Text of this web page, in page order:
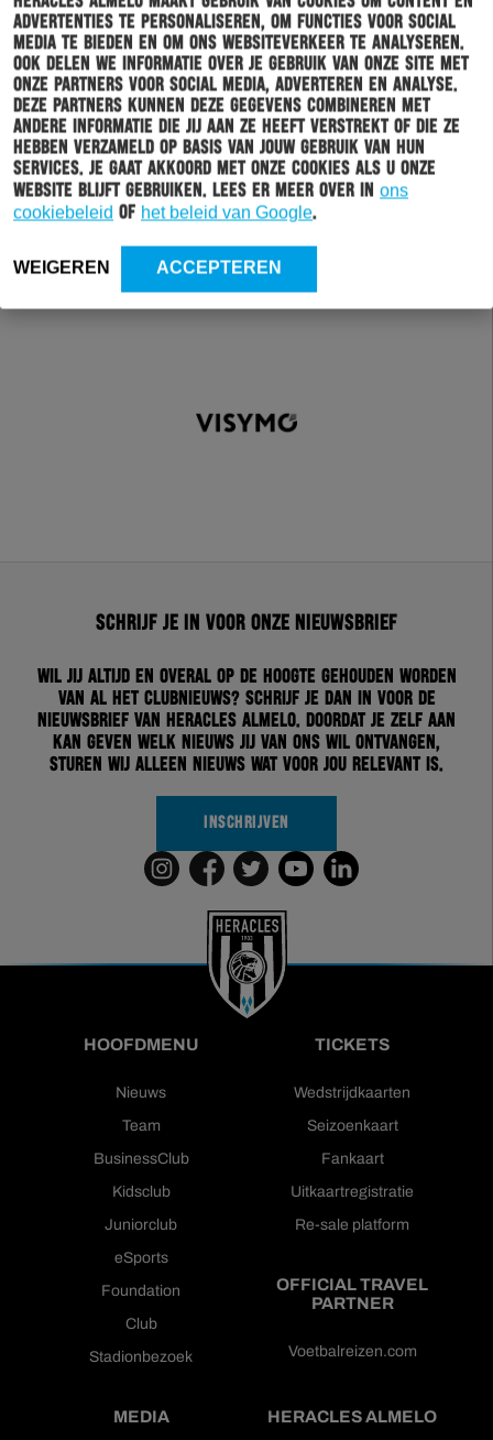
advertenties te personaliseren, om functies voor social
media te bieden en om ons websiteverkeer te analyseren.
Ook delen we informatie over je gebruik van onze site met
onze partners voor social media, adverteren en analyse.
Deze partners kunnen deze gegevens combineren met
andere informatie die jij aan ze heeft verstrekt of die ze
hebben verzameld op basis van jouw gebruik van hun
services. Je gaat akkoord met onze cookies als u onze
website blijft gebruiken. Lees er meer over in ons
cookiebeleid of het beleid van Google.
WEIGEREN ACCEPTEREN
Schrijf je in voor onze nieuwsbrief
Wil jij altijd en overal op de hoogte gehouden worden
van al het clubnieuws? Schrijf je dan in voor de
nieuwsbrief van Heracles Almelo. Doordat je zelf aan
kan geven welk nieuws jij van ons wil ontvangen,
sturen wij alleen nieuws wat voor jou relevant is.
INSCHRIJVEN
HOOFDMENU
Nieuws
Team
BusinessClub
Kidsclub
Juniorclub
eSports
Foundation
Club
Stadionbezoek
TICKETS
Wedstrijdkaarten
Seizoenkaart
Fankaart
Uitkaartregistratie
Re-sale platform
OFFICIAL TRAVEL
PARTNER
Voetbalreizen.com
MEDIA HERACLES ALMELO